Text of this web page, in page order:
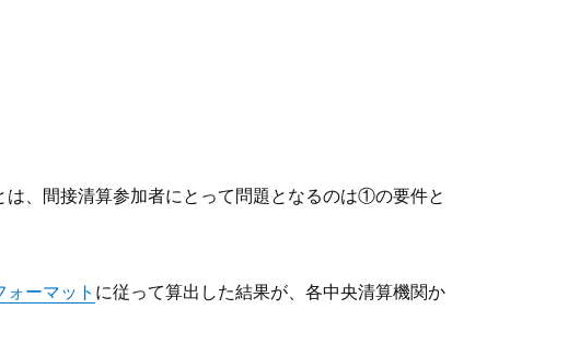
、間接清算参加者にとって問題となるのは①の要件と
ォーマット に従って算出した結果が、各中央清算機関か